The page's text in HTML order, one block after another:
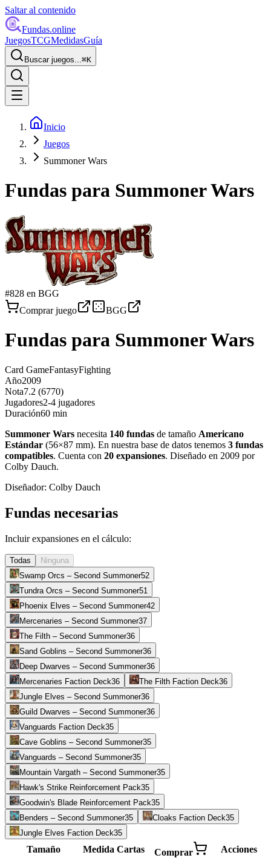
Saltar al contenido
Fundas.online
JuegosTCGMedidasGuía
Buscar juegos...⌘K
Inicio
Juegos
Summoner Wars
Fundas para Summoner Wars
#828 en BGG
Comprar juego
BGG
Fundas para Summoner Wars
Card GameFantasyFighting
Año2009
Nota7.2 (6770)
Jugadores2-4 jugadores
Duración60 min
Summoner Wars necesita 140 fundas de tamaño Americano
Estándar (56×87 mm). En nuestra base de datos tenemos 3 fundas
compatibles. Cuenta con 20 expansiones. Diseñado en 2009 por
Colby Dauch.
Diseñador: Colby Dauch
Fundas necesarias
Incluir expansiones en el cálculo:
Todas
Ninguna
Swamp Orcs – Second Summoner52
Tundra Orcs – Second Summoner51
Phoenix Elves – Second Summoner42
Mercenaries – Second Summoner37
The Filth – Second Summoner36
Sand Goblins – Second Summoner36
Deep Dwarves – Second Summoner36
Mercenaries Faction Deck36 The Filth Faction Deck36
Jungle Elves – Second Summoner36
Guild Dwarves – Second Summoner36
Vanguards Faction Deck35
Cave Goblins – Second Summoner35
Vanguards – Second Summoner35
Mountain Vargath – Second Summoner35
Hawk's Strike Reinforcement Pack35
Goodwin's Blade Reinforcement Pack35
Benders – Second Summoner35 Cloaks Faction Deck35
Jungle Elves Faction Deck35
Tamaño Medida Cartas Comprar Acciones